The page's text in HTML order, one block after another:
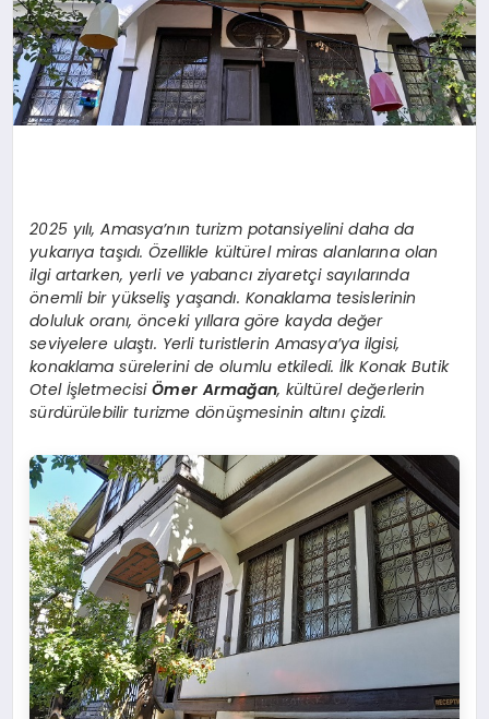
2025 yılı, Amasya’nın turizm potansiyelini daha da
yukarıya taşıdı. Özellikle kültürel miras alanlarına olan
ilgi artarken, yerli ve yabancı ziyaretçi sayılarında
önemli bir yükseliş yaşandı. Konaklama tesislerinin
doluluk oranı, önceki yıllara göre kayda değer
seviyelere ulaştı. Yerli turistlerin Amasya’ya ilgisi,
konaklama sürelerini de olumlu etkiledi. İlk Konak Butik
Otel İşletmecisiÖmer Armağan, kültürel değerlerin
sürdürülebilir turizme dönüşmesinin altını çizdi.